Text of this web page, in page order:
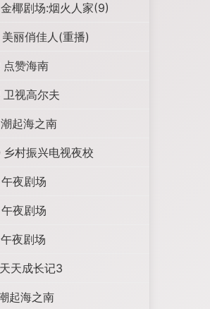
金椰剧场:烟火人家(9)
美丽俏佳人(重播)
点赞海南
卫视高尔夫
潮起海之南
乡村振兴电视夜校
午夜剧场
午夜剧场
午夜剧场
天天成长记3
起海之南